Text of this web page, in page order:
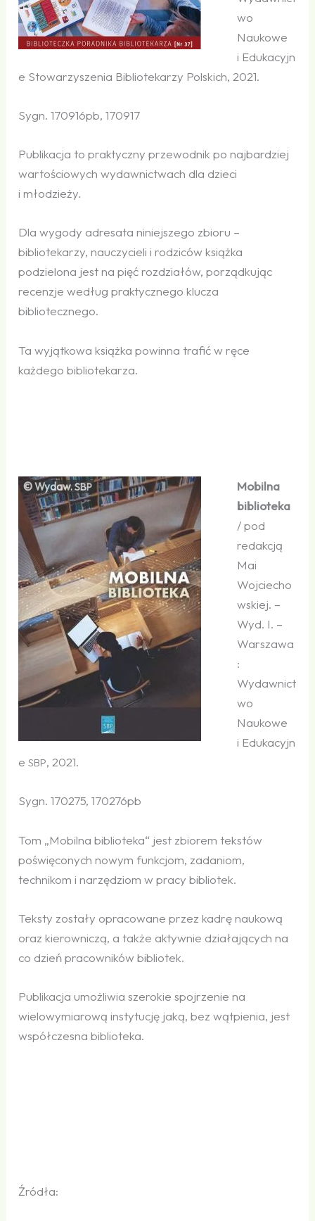
wo
Naukowe
i Edukacyjn
e Stowarzyszenia Bibliotekarzy Polskich, 2021.
Sygn. 170916pb, 170917
Publikacja to praktyczny przewodnik po najbardziej
wartościowych wydawnictwach dla dzieci
i młodzieży.
Dla wygody adresata niniejszego zbioru –
bibliotekarzy, nauczycieli i rodziców książka
podzielona jest na pięć rozdziałów, porządkując
recenzje według praktycznego klucza
bibliotecznego.
Ta wyjątkowa książka powinna trafić w ręce
każdego bibliotekarza.
© Wydaw.SBP
Mobilna
biblioteka
/ pod
redakcją
Mai
Wojciecho
wskiej. –
Wyd. I. –
Warszawa
:
Wydawnict
wo
Naukowe
i Edukacyjn
eSBP, 2021.
Sygn. 170275, 170276pb
Tom „Mobilna biblioteka“ jest zbiorem tekstów
poświęconych nowym funkcjom, zadaniom,
technikom i narzędziom w pracy bibliotek.
Teksty zostały opracowane przez kadrę naukową
oraz kierowniczą, a także aktywnie działających na
co dzień pracowników bibliotek.
Publikacja umożliwia szerokie spojrzenie na
wielowymiarową instytucję jaką, bez wątpienia, jest
współczesna biblioteka.
Źródła: